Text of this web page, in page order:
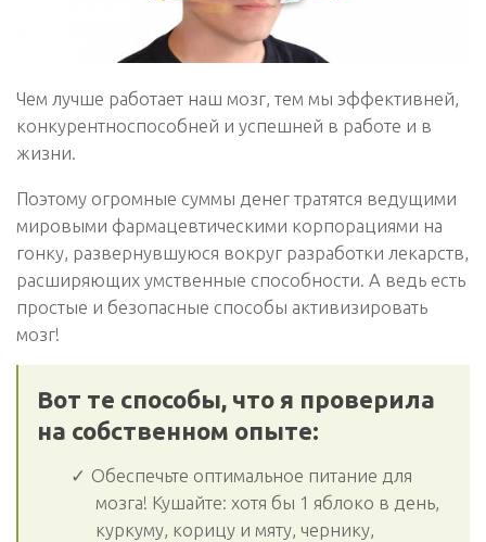
Чем лучше работает наш мозг, тем мы эффективней,
конкурентноспособней и успешней в работе и в
жизни.
Поэтому огромные суммы денег тратятся ведущими
мировыми фармацевтическими корпорациями на
гонку, развернувшуюся вокруг разработки лекарств,
расширяющих умственные способности. А ведь есть
простые и безопасные способы активизировать
мозг!
Вот те способы, что я проверила
на собственном опыте:
Обеспечьте оптимальное питание для
мозга! Кушайте: хотя бы 1 яблоко в день,
куркуму, корицу и мяту, чернику,